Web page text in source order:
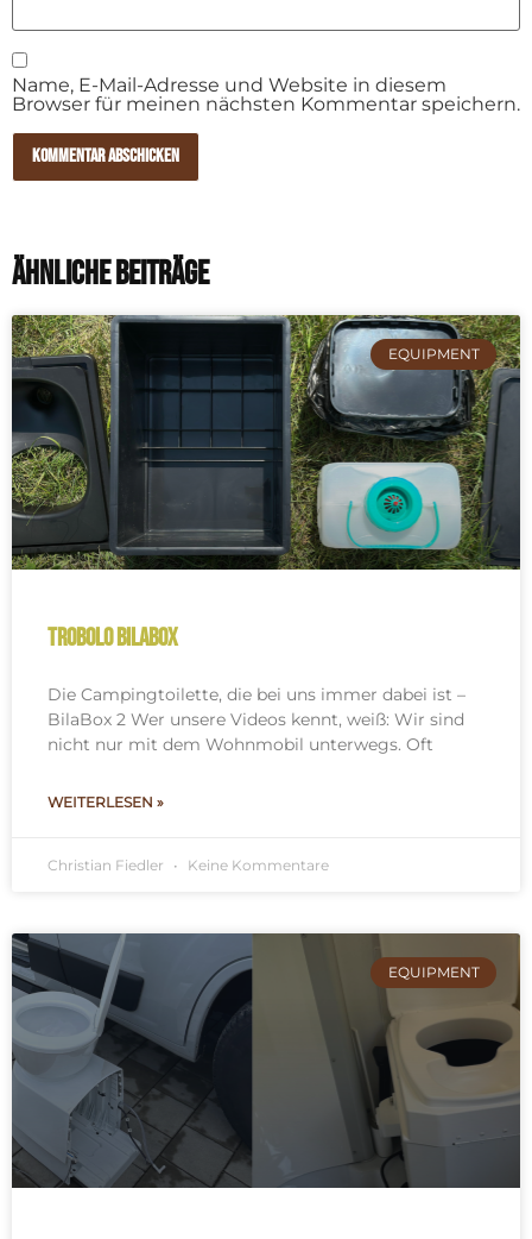
Name, E-Mail-Adresse und Website in diesem
Browser für meinen nächsten Kommentar speichern.
ÄHNLICHE Beiträge
EQUIPMENT
TROBOLO BilaBox
Die Campingtoilette, die bei uns immer dabei ist –
BilaBox 2 Wer unsere Videos kennt, weiß: Wir sind
nicht nur mit dem Wohnmobil unterwegs. Oft
WEITERLESEN »
Christian Fiedler Keine Kommentare
EQUIPMENT